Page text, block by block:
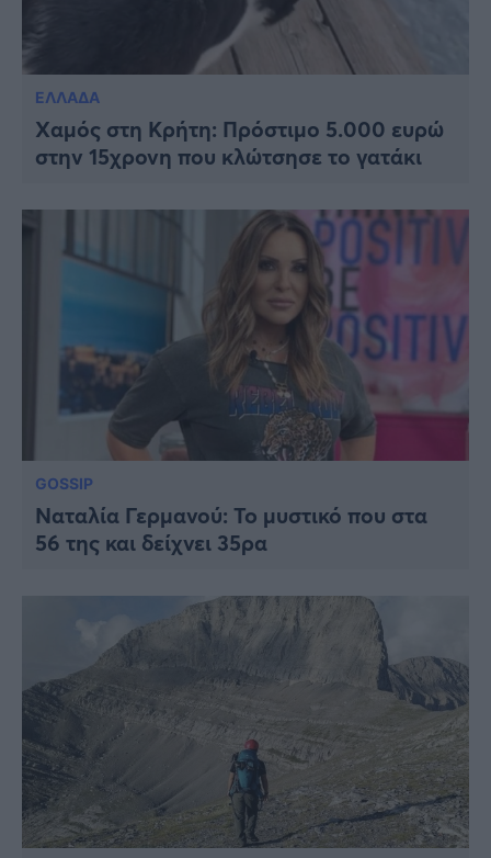
ΕΛΛΑΔΑ
Xαμός στη Κρήτη: Πρόστιμο 5.000 ευρώ
στην 15χρονη που κλώτσησε το γατάκι
GOSSIP
Ναταλία Γερμανού: To μυστικό που στα
56 της και δείχνει 35ρα